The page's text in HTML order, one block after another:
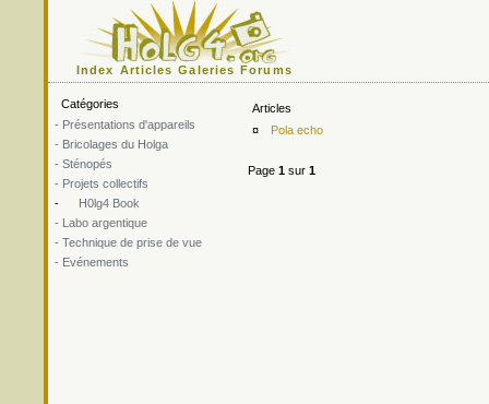
Index Articles Galeries Forums
Catégories
- Présentations d'appareils
- Bricolages du Holga
- Sténopés
- Projets collectifs
-
H0lg4 Book
- Labo argentique
- Technique de prise de vue
- Evénements
Articles
¤
Pola echo
Page 1 sur 1